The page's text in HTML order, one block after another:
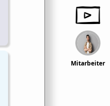
Mitarbeiter